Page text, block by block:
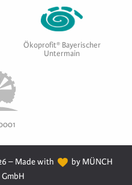
Ökoprofit® Bayerischer
Untermain
– Made with
by MÜNCH
GmbH